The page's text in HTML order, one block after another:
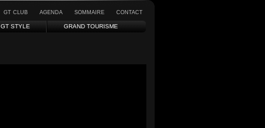
GT CLUB AGENDA SOMMAIRE CONTACT
GT STYLE GRAND TOURISME